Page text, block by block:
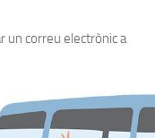
un correu electrònic a